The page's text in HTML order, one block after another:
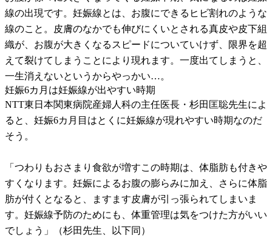
線の出現です。妊娠線とは、お腹にできるヒビ割れのような
線のこと。皮膚のなかでも伸びにくいとされる真皮や皮下組
織が、お腹が大きくなるスピードについていけず、限界を超
えて裂けてしまうことにより現れます。一度出てしまうと、
一生消えないというからやっかい…。
妊娠6カ月は妊娠線が出やすい時期
NTT東日本関東病院産婦人科の主任医長・杉田匡聡先生によ
ると、妊娠6カ月目はとくに妊娠線が現れやすい時期なのだ
そう。
「つわりもおさまり食欲が増すこの時期は、体脂肪も付きや
すくなります。妊娠によるお腹の膨らみに加え、さらに体脂
肪が付くとなると、ますます皮膚が引っ張られてしまいま
す。妊娠線予防のためにも、体重管理は気をつけた方がいい
でしょう」（杉田先生、以下同）